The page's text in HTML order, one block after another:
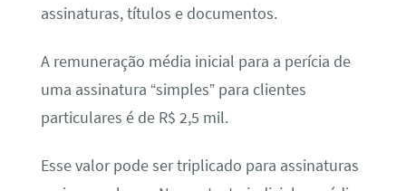
assinaturas, títulos e documentos.
A remuneração média inicial para a perícia de
uma assinatura “simples” para clientes
particulares é de R$ 2,5 mil.
Esse valor pode ser triplicado para assinaturas